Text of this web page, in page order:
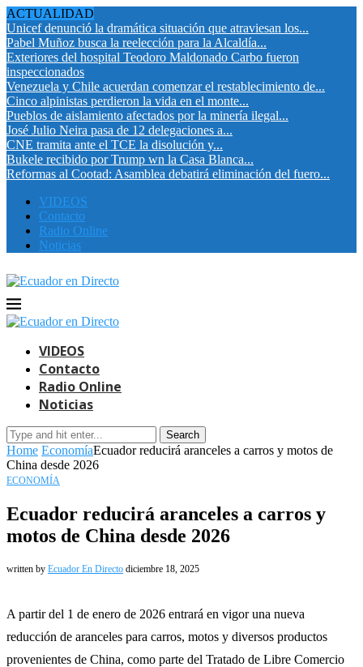
ACTUALIDAD
Unicef denunció la dramática situación que atraviesan los...
Pabel Muñoz busca la reelección para la Alcaldía...
Exteriores del hospital Teodoro Maldonado Carbo fueron
inspeccionados
Venezuela y Chile acuerdan comenzar el restablecimiento de...
Cinco alpinistas perdieron la vida en el monte...
Pueblos de aislamiento afectados por la minería ilegal...
José Julio Neira pasa de 12 delegaciones a...
CNE tramita ante el TCE la disolución y...
Bukele recibido por Trump wn la Casa Blanca...
Reformas al Cootad: Asamblea debatirá eliminación del fuero...
VIDEOS
Contacto
Radio Online
Noticias
VIDEOS
Contacto
Radio Online
Noticias
Search
Home EconomíaEcuador reducirá aranceles a carros y motos de
China desde 2026
ECONOMÍA
Ecuador reducirá aranceles a carros y
motos de China desde 2026
written by Ecuador En Directo diciembre 18, 2025
A partir del 1 de enero de 2026 entrará en vigor una nueva
reducción de aranceles para carros, motos y diversos productos
provenientes de China, como parte del Tratado de Libre Comercio